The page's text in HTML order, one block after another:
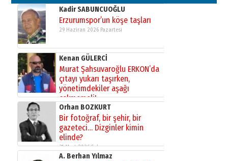
Kadir SABUNCUOĞLU
Erzurumspor’un köşe taşları
29 Haziran 2026 Pazartesi
Kenan GÜLERCİ
Murat Şahsuvaroğlu ERKON’da
çıtayı yukarı taşırken,
yönetimdekiler aşağı
çekmemeli!
17 Şubat 2026 SalıOrhan BOZKURT
Bir fotoğraf, bir şehir, bir
gazeteci… Dizginler kimin
elinde?
31 Mart 2026 Salı
A. Berhan Yılmaz